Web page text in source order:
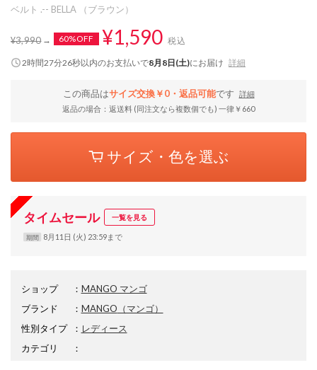
ベルト .-- BELLA （ブラウン）
¥3,990 60%OFF ¥1,590 税込
2時間27分25秒以内のお支払いで8月8日(土)にお届け 詳細
この商品はサイズ交換￥0・返品可能です
詳細
返品の場合：返送料 (同注文なら複数個でも) 一律￥660
サイズ・色を選ぶ
タイムセール 一覧を見る
期間 8月11日 (火) 23:59まで
ショップ ： MANGO マンゴ
ブランド
： MANGO （マンゴ）
性別タイプ
： レディース
カテゴリ
：